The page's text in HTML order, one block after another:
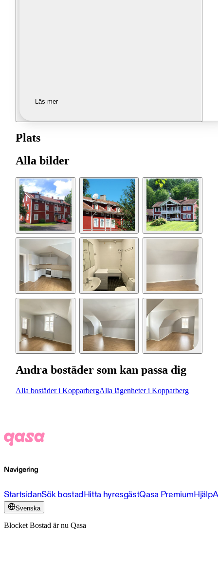
Läs mer
Plats
Alla bilder
Andra bostäder som kan passa dig
Alla bostäder i KopparbergAlla lägenheter i Kopparberg
Navigering
StartsidanSök bostadHitta hyresgästQasa PremiumHjälp
Svenska
Blocket Bostad är nu Qasa